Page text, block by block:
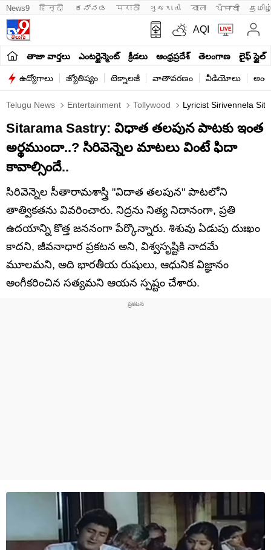
News9 हिन्दी ಕನ್ನಡ मराठी ગુજરાતી বাংলা ਪੰਜਾਬੀ
AQI
తాజా వార్తలు ఎంటర్టైన్మెంట్ క్రీడలు ఆంధ్రప్రదేశ్ తెలంగాణ లైఫ్ స్టైల్
ఉద్యోగాలు జ్యోతిష్యం టెక్నాలజీ వాతావరణం వీడియోలు
Telugu News Entertainment Tollywood Lyricist Sirivennela
Sitarama Sastry: విధాత తలపున పాటకు ఇంత
అర్థముందా..? సిరివెన్నెల మాటలు వింటే ఫిదా
కావాల్సిందే..
సిరివెన్నెల సీతారామశాస్త్రి "విదాత తలపున" పాటలోని
తాత్వికతను వివరించారు. నిద్రను నిత్య నిదానంగా, ప్రతి
ఉదయాన్ని కొత్త జననంగా పేర్కొన్నారు. శిశువు ఏడుపు దుఃఖం
కాదని, జీవనాధార ప్రకటన అని, విశ్వసృష్టికి నాదమే
మూలమని, అది భారతీయ రుషులు, ఆధునిక విజ్ఞానం
అంగీకరించిన సత్యమని ఆయన స్పష్టం చేశారు.